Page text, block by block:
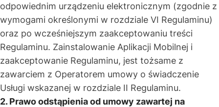
odpowiednim urządzeniu elektronicznym (zgodnie z
wymogami określonymi w rozdziale VI Regulaminu)
oraz po wcześniejszym zaakceptowaniu treści
Regulaminu. Zainstalowanie Aplikacji Mobilnej i
zaakceptowanie Regulaminu, jest tożsame z
zawarciem z Operatorem umowy o świadczenie
Usługi wskazanej w rozdziale II Regulaminu.
2. Prawo odstąpienia od umowy zawartej na